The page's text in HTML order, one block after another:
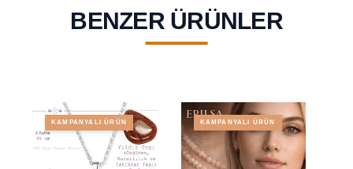
BENZER ÜRÜNLER
KAMPANYALI ÜRÜN KAMPANYALI ÜRÜN